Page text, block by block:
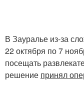
В Зауралье из-за
22 октября по 7
посещать
решение принял